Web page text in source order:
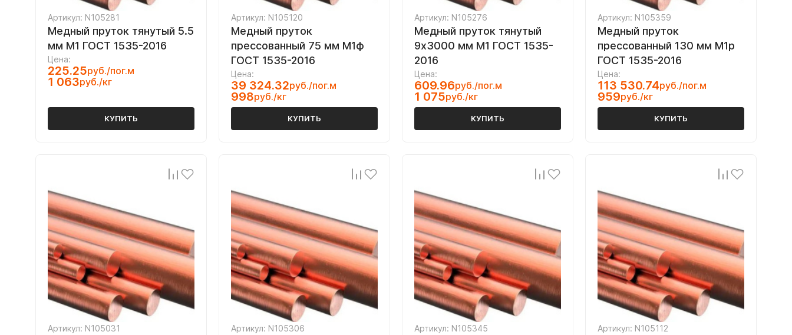
Артикул: N105281
Медный пруток тянутый 5.5
мм М1 ГОСТ 1535-2016
Цена:
225.25руб./пог.м
1 063руб./кг
КУПИТЬ
Артикул: N105120
Медный пруток
прессованный 75 мм М1ф
ГОСТ 1535-2016
Цена:
39 324.32руб./пог.м
998руб./кг
КУПИТЬ
Артикул: N105276
Медный пруток тянутый
9х3000 мм М1 ГОСТ 1535-
2016
Цена:
609.96руб./пог.м
1 075руб./кг
КУПИТЬ
Артикул: N105359
Медный пруток
прессованный 130 мм М1р
ГОСТ 1535-2016
Цена:
113 530.74руб./пог.м
959руб./кг
КУПИТЬ
Артикул: N105031 Артикул: N105306 Артикул: N105345 Артикул: N105112